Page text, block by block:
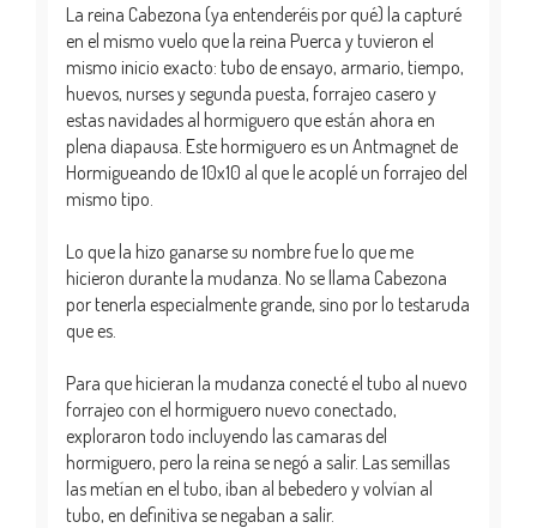
La reina Cabezona (ya entenderéis por qué) la capturé
en el mismo vuelo que la reina Puerca y tuvieron el
mismo inicio exacto: tubo de ensayo, armario, tiempo,
huevos, nurses y segunda puesta, forrajeo casero y
estas navidades al hormiguero que están ahora en
plena diapausa. Este hormiguero es un Antmagnet de
Hormigueando de 10x10 al que le acoplé un forrajeo del
mismo tipo.
Lo que la hizo ganarse su nombre fue lo que me
hicieron durante la mudanza. No se llama Cabezona
por tenerla especialmente grande, sino por lo testaruda
que es.
Para que hicieran la mudanza conecté el tubo al nuevo
forrajeo con el hormiguero nuevo conectado,
exploraron todo incluyendo las camaras del
hormiguero, pero la reina se negó a salir. Las semillas
las metían en el tubo, iban al bebedero y volvían al
tubo, en definitiva se negaban a salir.